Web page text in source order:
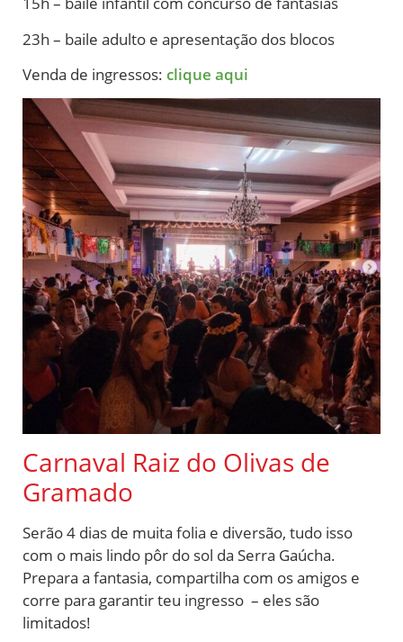
23h – baile adulto e apresentação dos blocos
Venda de ingressos: clique aqui
Carnaval Raiz do Olivas de
Gramado
Serão 4 dias de muita folia e diversão, tudo isso
com o mais lindo pôr do sol da Serra Gaúcha.
Prepara a fantasia, compartilha com os amigos e
corre para garantir teu ingresso – eles são
limitados!